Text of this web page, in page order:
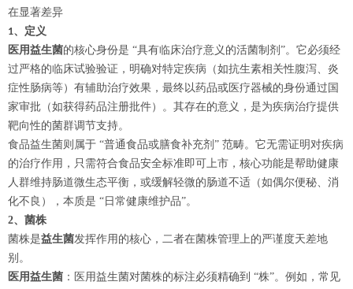
在显著差异
1、定义
医用益生菌的核心身份是 “具有临床治疗意义的活菌制剂”。它必须经
过严格的临床试验验证，明确对特定疾病（如抗生素相关性腹泻、炎
症性肠病等）有辅助治疗效果，最终以药品或医疗器械的身份通过国
家审批（如获得药品注册批件）。其存在的意义，是为疾病治疗提供
靶向性的菌群调节支持。
食品益生菌则属于 “普通食品或膳食补充剂” 范畴。它无需证明对疾病
的治疗作用，只需符合食品安全标准即可上市，核心功能是帮助健康
人群维持肠道微生态平衡，或缓解轻微的肠道不适（如偶尔便秘、消
化不良），本质是 “日常健康维护品”。
2、 菌株
菌株是益生菌发挥作用的核心，二者在菌株管理上的严谨度天差地
别。
医用益生菌 ：医用益生菌对菌株的标注必须精确到 “株”。例如，常见